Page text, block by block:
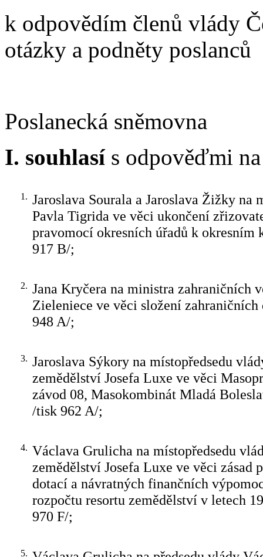
k odpovědím členů vlády
otázky a podněty poslanců
Poslanecká sněmovna
I. souhlasís odpověďmi na
1. Jaroslava Sourala a Jaroslava Žižky na
Pavla Tigrida ve věci ukončení
pravomocí okresních úřadů k okresním
917 B/;
2. Jana Kryčera na ministra zahraničních
Zieleniece ve věci složení
948 A/;
3. Jaroslava Sýkory na místopředsedu
zemědělství Josefa Luxe ve věci
závod 08, Masokombinát Mladá
/tisk 962 A/;
4. Václava Grulicha na místopředsedu
zemědělství Josefa Luxe ve věci zásad
dotací a návratných finančních
rozpočtu resortu zemědělství v letech
970 F/;
5.